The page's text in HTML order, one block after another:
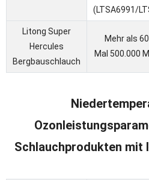
(LTSA6991/
Litong Super
Hercules
Bergbauschlauch
Mehr als
Mal 500.000
Schlauchprodukten mit